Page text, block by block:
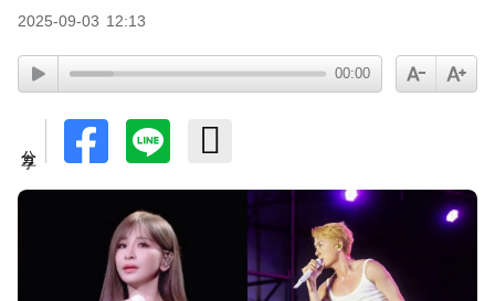
2025-09-03 12:13
00:00